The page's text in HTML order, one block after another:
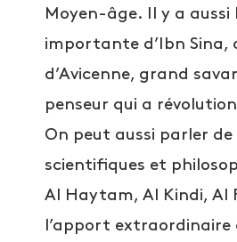
Moyen-âge. Il y a aussi
importante d’Ibn Sina,
d’Avicenne, grand
penseur qui a
On peut aussi parler
scientifiques et
Al Haytam, Al Kindi, Al
l’apport extraordinaire